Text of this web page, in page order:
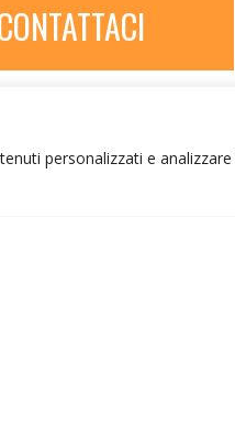
personalizzati e